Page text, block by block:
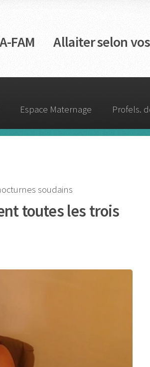
FAM Allaiter selon
Espace Maternage Profels.
soudains
toutes les trois